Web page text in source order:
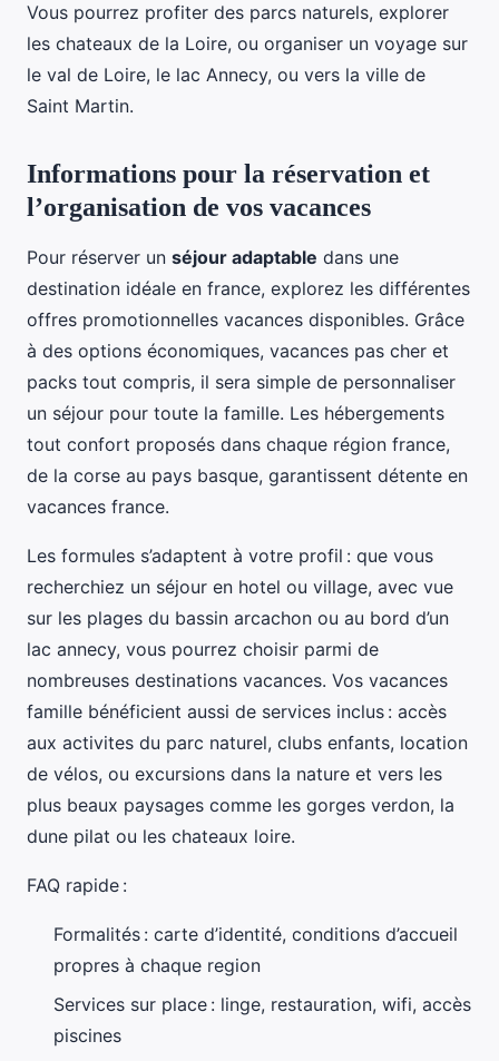
Vous pourrez profiter des parcs naturels, explorer
les chateaux de la Loire, ou organiser un voyage sur
le val de Loire, le lac Annecy, ou vers la ville de
Saint Martin.
Informations pour la réservation et
l’organisation de vos vacances
Pour réserver un séjour adaptable dans une
destination idéale en france, explorez les différentes
offres promotionnelles vacances disponibles. Grâce
à des options économiques, vacances pas cher et
packs tout compris, il sera simple de personnaliser
un séjour pour toute la famille. Les hébergements
tout confort proposés dans chaque région france,
de la corse au pays basque, garantissent détente en
vacances france.
Les formules s’adaptent à votre profil : que vous
recherchiez un séjour en hotel ou village, avec vue
sur les plages du bassin arcachon ou au bord d’un
lac annecy, vous pourrez choisir parmi de
nombreuses destinations vacances. Vos vacances
famille bénéficient aussi de services inclus : accès
aux activites du parc naturel, clubs enfants, location
de vélos, ou excursions dans la nature et vers les
plus beaux paysages comme les gorges verdon, la
dune pilat ou les chateaux loire.
FAQ rapide :
Formalités : carte d’identité, conditions d’accueil
propres à chaque region
Services sur place : linge, restauration, wifi, accès
piscines